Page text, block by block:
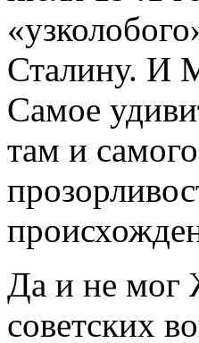
Сталину. И
Самое
там и
Да и не мог
советских